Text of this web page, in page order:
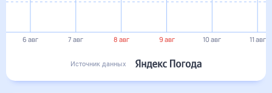
6 авг 7 авг 8 авг 9 авг 10 авг 11 авг
Источник данных